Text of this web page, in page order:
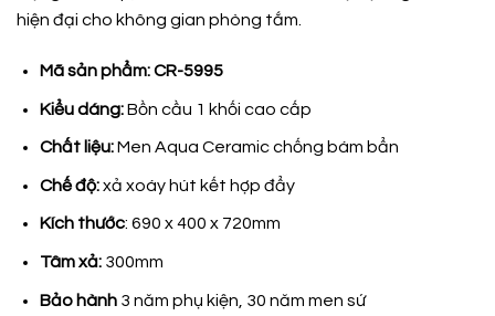
hiện đại cho không gian phòng tắm.
Mã sản phẩm: CR-5995
Kiểu dáng:Bồn cầu 1 khối cao cấp
Chất liệu:Men Aqua Ceramic chống bám bẩn
Chế độ:xả xoáy hút kết hợp đẩy
Kích thước: 690 x 400 x 720mm
Tâm xả:300mm
Bảo hành3 năm phụ kiện, 30 năm men sứ